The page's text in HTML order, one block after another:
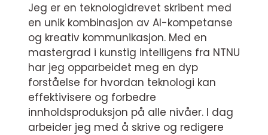
Jeg er en teknologidrevet skribent med
en unik kombinasjon av AI-kompetanse
og kreativ kommunikasjon. Med en
mastergrad i kunstig intelligens fra NTNU
har jeg opparbeidet meg en dyp
forståelse for hvordan teknologi kan
effektivisere og forbedre
innholdsproduksjon på alle nivåer. I dag
arbeider jeg med å skrive og redigere